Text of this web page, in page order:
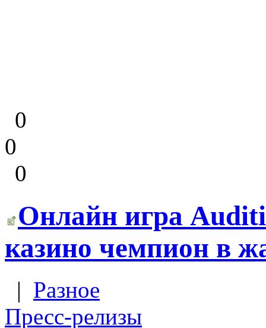
0
0
0
Онлайн игра
казино чемпион в
| Разное
Пресс-релизы